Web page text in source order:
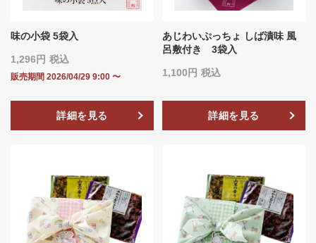
味の小袋 5袋入
1,296 税込
販売期間 2026/04/29 9:00 〜
詳細を見る
あじわいぷっちょ しば漬味 風
呂敷付き 3袋入
1,100 税込
詳細を見る